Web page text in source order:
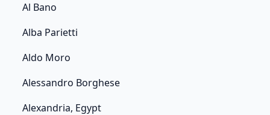
Al Bano
Alba Parietti
Aldo Moro
Alessandro Borghese
Alexandria, Egypt